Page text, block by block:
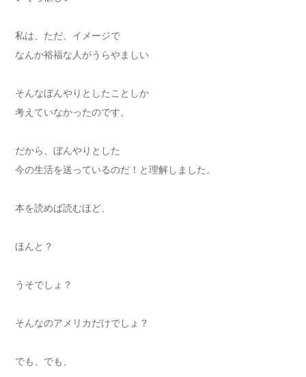
私は、ただ、イメージで
なんか裕福な人がうらやましい
そんなぼんやりとしたことしか
考えていなかったのです。
だから、ぼんやりとした
今の生活を送っているのだ！と理解しました。
本を読めば読むほど、
ほんと？
うそでしょ？
そんなのアメリカだけでしょ？
でも、でも、